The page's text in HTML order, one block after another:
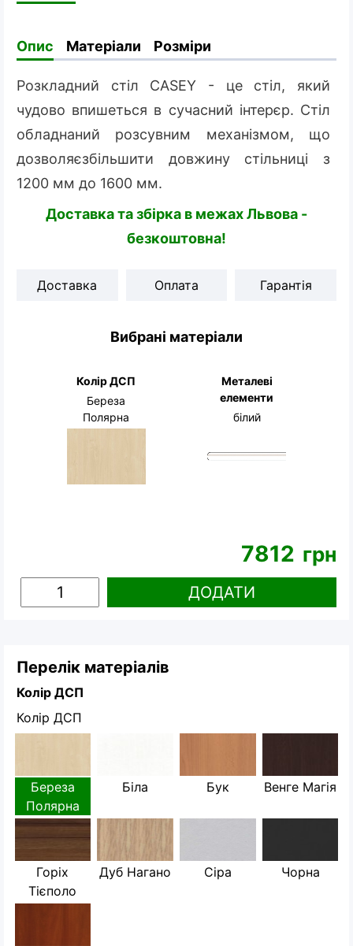
Опис Матеріали Розміри
Розкладний стіл CASEY - це стіл, який
чудово впишеться в сучасний інтерєр. Стіл
обладнаний розсувним механізмом, що
дозволяєзбільшити довжину стільниці з
1200 мм до 1600 мм.
Доставка та збірка в межах Львова -
безкоштовна!
Доставка Оплата Гарантія
Вибрані матеріали
Колір ДСП
Береза
Полярна
Металеві
елементи
білий
7812 грн
ДОДАТИ
Перелік матеріалів
Колір ДСП
Колір ДСП
Береза
Полярна
Біла Бук Венге Магія
Горіх
Тієполо
Дуб Нагано Сіра Чорна